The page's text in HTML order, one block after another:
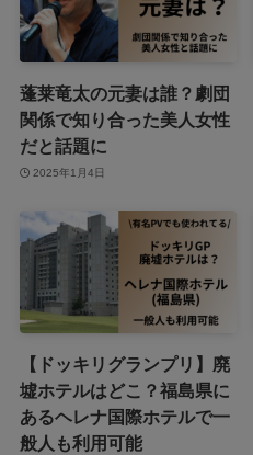
蓬莱竜太の元妻は誰？劇団
関係で知り合った美人女性
だと話題に
2025年1月4日
【ドッキリグランプリ】廃
墟ホテルはどこ？福島県に
あるヘレナ国際ホテルで一
般人も利用可能